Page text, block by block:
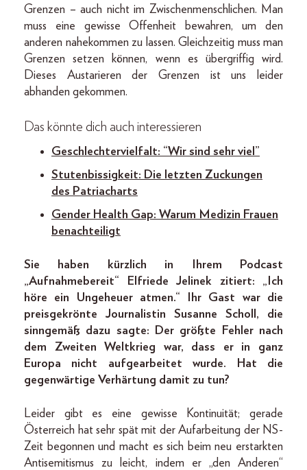
Grenzen – auch nicht im Zwischenmenschlichen. Man
muss eine gewisse Offenheit bewahren, um den
anderen nahekommen zu lassen. Gleichzeitig muss man
Grenzen setzen können, wenn es übergriffig wird.
Dieses Austarieren der Grenzen ist uns leider
abhanden gekommen.
Das könnte dich auch interessieren
Geschlechtervielfalt: “Wir sind sehr viel”
Stutenbissigkeit: Die letzten Zuckungen
des Patriacharts
Gender Health Gap: Warum Medizin Frauen
benachteiligt
Sie haben kürzlich in Ihrem Podcast
„Aufnahmebereit“ Elfriede Jelinek zitiert: „Ich
höre ein Ungeheuer atmen.“ Ihr Gast war die
preisgekrönte Journalistin Susanne Scholl, die
sinngemäß dazu sagte: Der größte Fehler nach
dem Zweiten Weltkrieg war, dass er in ganz
Europa nicht aufgearbeitet wurde. Hat die
gegenwärtige Verhärtung damit zu tun?
Leider gibt es eine gewisse Kontinuität; gerade
Österreich hat sehr spät mit der Aufarbeitung der NS-
Zeit begonnen und macht es sich beim neu erstarkten
Antisemitismus zu leicht, indem er „den Anderen“